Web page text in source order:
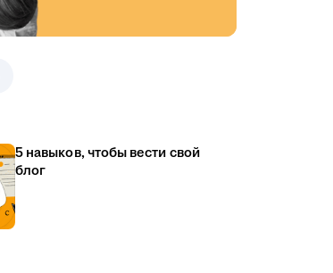
5 навыков, чтобы вести свой
блог